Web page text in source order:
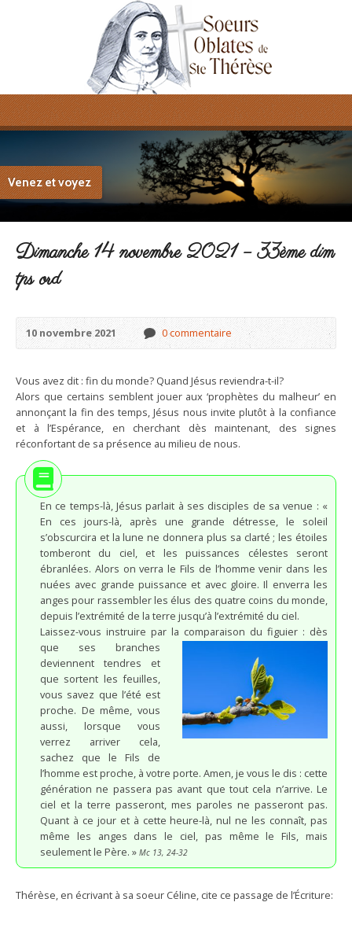
Venez et voyez
Dimanche 14 novembre 2021 – 33ème dim
tps ord
10 novembre 2021 0 commentaire
Vous avez dit : fin du monde? Quand Jésus reviendra-t-il?
Alors que certains semblent jouer aux ‘prophètes du malheur’ en
annonçant la fin des temps, Jésus nous invite plutôt à la confiance
et à l’Espérance, en cherchant dès maintenant, des signes
réconfortant de sa présence au milieu de nous.
En ce temps-là, Jésus parlait à ses disciples de sa venue : «
En ces jours-là, après une grande détresse, le soleil
s’obscurcira et la lune ne donnera plus sa clarté ; les étoiles
tomberont du ciel, et les puissances célestes seront
ébranlées. Alors on verra le Fils de l’homme venir dans les
nuées avec grande puissance et avec gloire. Il enverra les
anges pour rassembler les élus des quatre coins du monde,
depuis l’extrémité de la terre jusqu’à l’extrémité du ciel.
Laissez-vous instruire par la comparaison du figuier : dès
que ses branches
deviennent tendres et
que sortent les feuilles,
vous savez que l’été est
proche. De même, vous
aussi, lorsque vous
verrez arriver cela,
sachez que le Fils de
l’homme est proche, à votre porte. Amen, je vous le dis : cette
génération ne passera pas avant que tout cela n’arrive. Le
ciel et la terre passeront, mes paroles ne passeront pas.
Quant à ce jour et à cette heure-là, nul ne les connaît, pas
même les anges dans le ciel, pas même le Fils, mais
seulement le Père. » Mc 13, 24-32
Thérèse, en écrivant à sa soeur Céline, cite ce passage de l’Écriture: